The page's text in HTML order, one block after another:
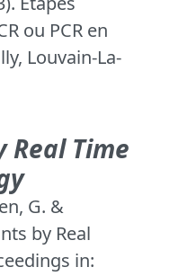
ou PCR en
Louvain-La-
Time
G. &
by Real
in: